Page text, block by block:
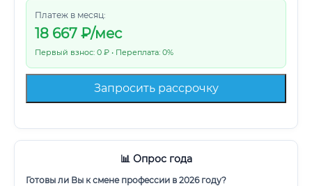
Платеж в месяц:
18 667 ₽/мес
Первый взнос: 0 ₽ • Переплата: 0%
Запросить рассрочку
📊 Опрос года
Готовы ли Вы к смене профессии в 2026 году?